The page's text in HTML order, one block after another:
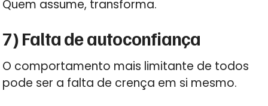
Quem assume, transforma.
7) Falta de autoconfiança
O comportamento mais limitante de todos
pode ser a falta de crença em si mesmo.